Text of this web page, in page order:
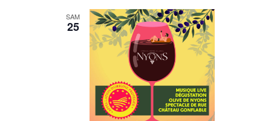
i
g
a
é
v
è
n
SAM
25